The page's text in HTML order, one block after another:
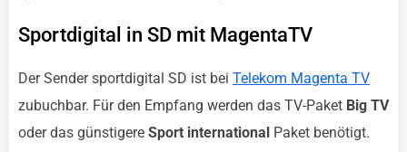
Sportdigital in SD mit MagentaTV
Der Sender sportdigital SD ist bei Telekom Magenta TV
zubuchbar. Für den Empfang werden das TV-Paket Big TV
oder das günstigere Sport international Paket benötigt.